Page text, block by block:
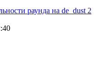
раунда на de_dust 2